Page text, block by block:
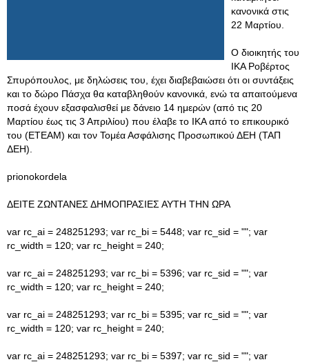
κανονικά στις
22 Μαρτίου.
Ο διοικητής του
ΙΚΑ Ροβέρτος
Σπυρόπουλος, με δηλώσεις του, έχει διαβεβαιώσει ότι οι συντάξεις
και το δώρο Πάσχα θα καταβληθούν κανονικά, ενώ τα απαιτούμενα
ποσά έχουν εξασφαλισθεί με δάνειο 14 ημερών (από τις 20
Μαρτίου έως τις 3 Απριλίου) που έλαβε το ΙΚΑ από το επικουρικό
του (ΕΤΕΑΜ) και τον Τομέα Ασφάλισης Προσωπικού ΔΕΗ (ΤΑΠ
ΔΕΗ).
prionokordela
ΔΕΙΤΕ ΖΩΝΤΑΝΕΣ ΔΗΜΟΠΡΑΣΙΕΣ ΑΥΤΗ ΤΗΝ ΩΡΑ
var rc_ai = 248251293; var rc_bi = 5448; var rc_sid = ""; var
rc_width = 120; var rc_height = 240;
var rc_ai = 248251293; var rc_bi = 5396; var rc_sid = ""; var
rc_width = 120; var rc_height = 240;
var rc_ai = 248251293; var rc_bi = 5395; var rc_sid = ""; var
rc_width = 120; var rc_height = 240;
var rc_ai = 248251293; var rc_bi = 5397; var rc_sid = ""; var